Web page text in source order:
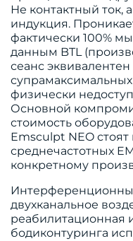
Не контактный ток,
индукция.
фактически 100%
данным BTL
сеанс
физически
Основной
стоимость
Emsculpt NEO
среднечастотных
конкретному
двухканальное
реабилитационная
бодиконтуринга